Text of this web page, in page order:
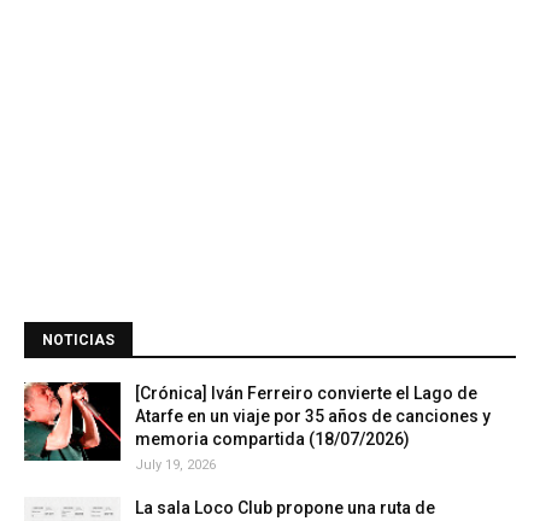
NOTICIAS
[Crónica] Iván Ferreiro convierte el Lago de
Atarfe en un viaje por 35 años de canciones y
memoria compartida (18/07/2026)
July 19, 2026
La sala Loco Club propone una ruta de